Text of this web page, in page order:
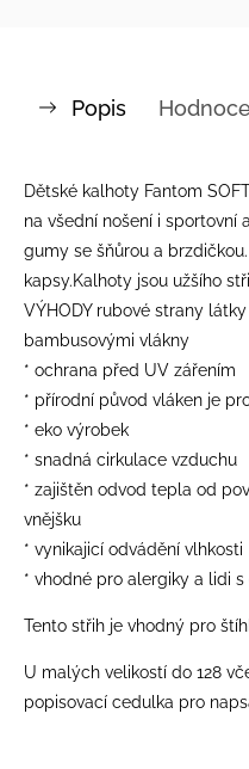
Popis
Dětské kalhoty Fantom
na všední nošení i sportovní
gumy se šňůrou a
kapsy.Kalhoty jsou užšího
VÝHODY rubové strany
bambusovými vlákny
* ochrana před UV zářením
* přírodní původ vláken je
* eko výrobek
* snadná cirkulace vzduchu
* zajištěn odvod tepla od
vnějšku
* vynikajicí odvádění vlhkosti
* vhodné pro alergiky a lidi
Tento střih je vhodný pro
​U malých velikostí do 128
popisovací cedulka pro